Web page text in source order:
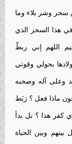
سحر وشر بلاء وما
هذا السحر الذي
اللهم إني ربطّ
بحولي وقوتي
وعلى آله وصحبه
ماذا فعل ؟ رَبَط
كفر هذا ؟ بل بدأ
وبين الحياة